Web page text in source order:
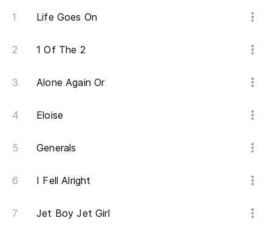
Life Goes On
1 Of The 2
Alone Again Or
Eloise
Generals
I Fell Alright
Jet Boy Jet Girl